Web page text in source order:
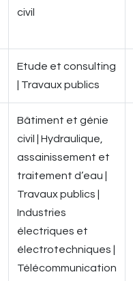
civil
Etude et consulting
| Travaux publics
Bâtiment et génie
civil | Hydraulique,
assainissement et
traitement d’eau |
Travaux publics |
Industries
électriques et
électrotechniques |
Télécommunication